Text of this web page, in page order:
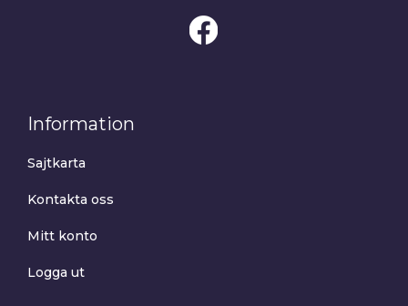
Information
Sajtkarta
Kontakta oss
Mitt konto
Logga ut